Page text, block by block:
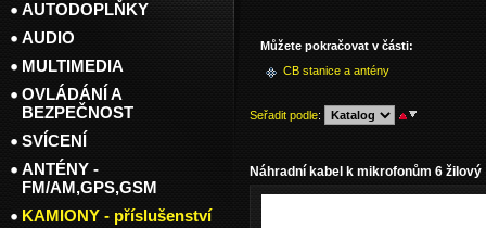
Můžete pokračovat v části:
CB stanice a antény
Seřadit podle:
Náhradní kabel k mikrofonům 6 žilový
AUTODOPLŇKY
AUDIO
MULTIMEDIA
OVLÁDÁNÍ A
BEZPEČNOST
SVÍCENÍ
ANTÉNY -
FM/AM,GPS,GSM
KAMIONY - příslušenství